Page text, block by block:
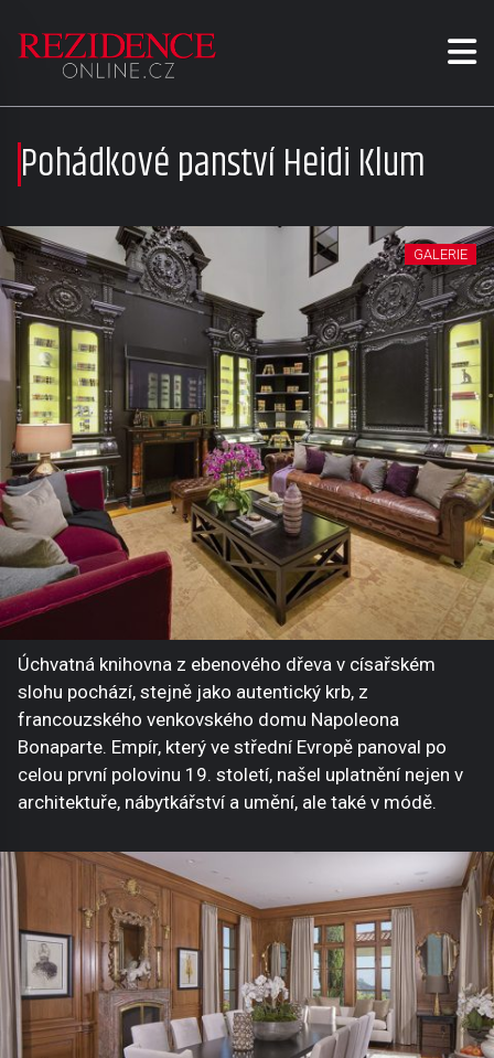
Pohádkové panství Heidi Klum
GALERIE
Úchvatná knihovna z ebenového dřeva v císařském
slohu pochází, stejně jako autentický krb, z
francouzského venkovského domu Napoleona
Bonaparte. Empír, který ve střední Evropě panoval po
celou první polovinu 19. století, našel uplatnění nejen v
architektuře, nábytkářství a umění, ale také v módě.